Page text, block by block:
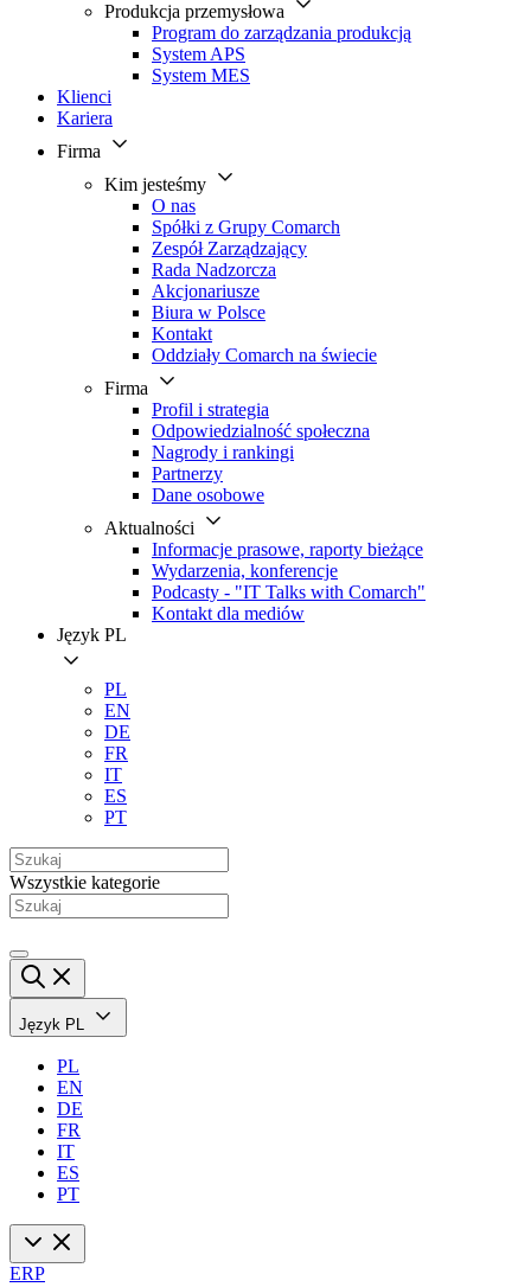
Produkcja przemysłowa
Program do zarządzania produkcją
System APS
System MES
Klienci
Kariera
Firma
Kim jesteśmy
O nas
Spółki z Grupy Comarch
Zespół Zarządzający
Rada Nadzorcza
Akcjonariusze
Biura w Polsce
Kontakt
Oddziały Comarch na świecie
Firma
Profil i strategia
Odpowiedzialność społeczna
Nagrody i rankingi
Partnerzy
Dane osobowe
Aktualności
Informacje prasowe, raporty bieżące
Wydarzenia, konferencje
Podcasty - "IT Talks with Comarch"
Kontakt dla mediów
Język PL
PL
EN
DE
FR
IT
ES
PT
Wszystkie kategorie
Język PL
PL
EN
DE
FR
IT
ES
PT
ERP